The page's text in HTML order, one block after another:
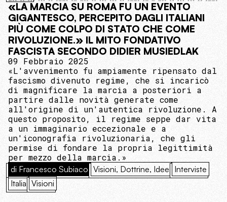
«LA MARCIA SU ROMA FU UN EVENTO
GIGANTESCO, PERCEPITO DAGLI ITALIANI
PIÙ COME COLPO DI STATO CHE COME
RIVOLUZIONE.» IL MITO FONDATIVO
FASCISTA SECONDO DIDIER MUSIEDLAK
09 Febbraio 2025
«L'avvenimento fu ampiamente ripensato dal
fascismo divenuto regime, che si incaricò
di magnificare la marcia a posteriori a
partire dalle novità generate come
all'origine di un'autentica rivoluzione. А
questo proposito, il regime seppe dar vita
a un immaginario eccezionale e a
un'iconografia rivoluzionaria, che gli
permise di fondare la propria legittimità
per mezzo della marcia.»
di Francesco Subiaco Visioni, Dottrine, Idee Interviste
Italia Visioni